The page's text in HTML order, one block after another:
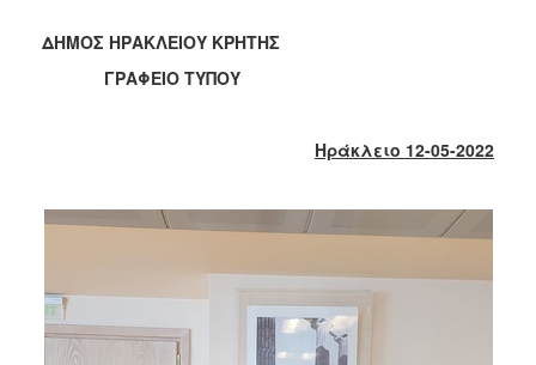
2012
ΔΗΜΟΣ ΗΡΑΚΛΕΙΟΥ ΚΡΗΤΗΣ
ΓΡΑΦΕΙΟ ΤΥΠΟΥ
Ηράκλειο 12-05-2022